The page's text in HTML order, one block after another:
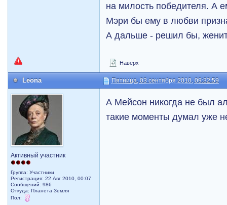
на милость победителя. А
Мэри бы ему в любви
А дальше - решил бы,
Наверх
Leona Пятница, 03 сентября 2010, 09:32:59
Активный участник
Группа: Участники
Регистрация: 22 Авг 2010, 00:07
Сообщений: 986
Откуда: Планета Земля
Пол:
А Мейсон никогда не был
такие моменты думал уже